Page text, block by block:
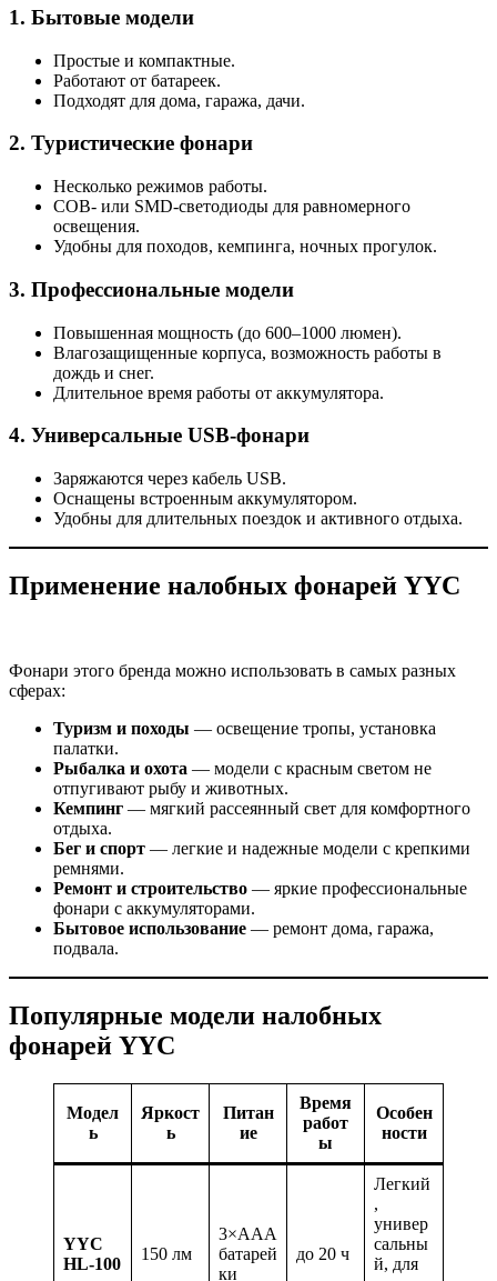
1. Бытовые модели
Простые и компактные.
Работают от батареек.
Подходят для дома, гаража, дачи.
2. Туристические фонари
Несколько режимов работы.
COB- или SMD-светодиоды для равномерного
освещения.
Удобны для походов, кемпинга, ночных прогулок.
3. Профессиональные модели
Повышенная мощность (до 600–1000 люмен).
Влагозащищенные корпуса, возможность работы в
дождь и снег.
Длительное время работы от аккумулятора.
4. Универсальные USB-фонари
Заряжаются через кабель USB.
Оснащены встроенным аккумулятором.
Удобны для длительных поездок и активного отдыха.
Применение налобных фонарей YYC
Фонари этого бренда можно использовать в самых разных
сферах:
Туризм и походы — освещение тропы, установка
палатки.
Рыбалка и охота — модели с красным светом не
отпугивают рыбу и животных.
Кемпинг — мягкий рассеянный свет для комфортного
отдыха.
Бег и спорт — легкие и надежные модели с крепкими
ремнями.
Ремонт и строительство — яркие профессиональные
фонари с аккумуляторами.
Бытовое использование — ремонт дома, гаража,
подвала.
Популярные модели налобных
фонарей YYC
Модел
ь
Яркост
ь
Питан
ие
Время
работ
ы
Особен
ности
YYC
HL-100
150 лм
3×AAA
батарей
ки
до 20 ч
Легкий
,
универ
сальны
й, для